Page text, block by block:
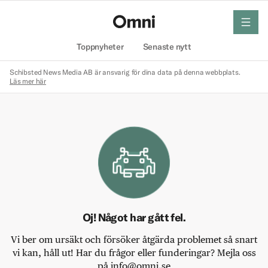
Toppnyheter Senaste nytt
meny
Schibsted News Media AB är ansvarig för dina data på denna webbplats.
Läs mer här
Oj! Något har gått fel.
Vi ber om ursäkt och försöker åtgärda problemet så snart
vi kan, håll ut! Har du frågor eller funderingar? Mejla oss